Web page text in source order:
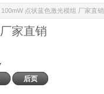
点状蓝色激光模组 厂家直销
家直销
后页